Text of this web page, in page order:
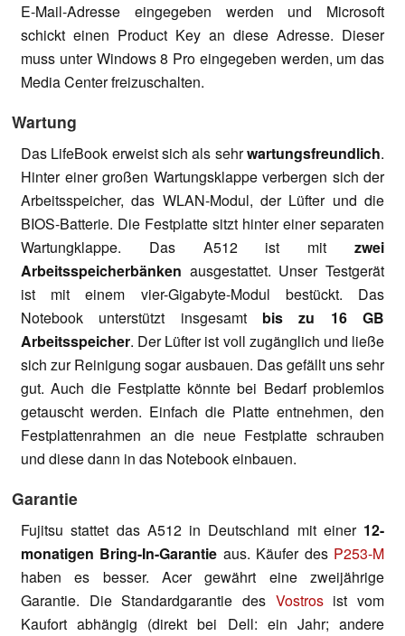
E-Mail-Adresse eingegeben werden und Microsoft
schickt einen Product Key an diese Adresse. Dieser
muss unter Windows 8 Pro eingegeben werden, um das
Media Center freizuschalten.
Wartung
Das LifeBook erweist sich als sehrwartungsfreundlich.
Hinter einer großen Wartungsklappe verbergen sich der
Arbeitsspeicher, das WLAN-Modul, der Lüfter und die
BIOS-Batterie. Die Festplatte sitzt hinter einer separaten
Wartungklappe. Das A512 ist mit zwei
Arbeitsspeicherbänken ausgestattet. Unser Testgerät
ist mit einem vier-Gigabyte-Modul bestückt. Das
Notebook unterstützt insgesamt bis zu 16 GB
Arbeitsspeicher. Der Lüfter ist voll zugänglich und ließe
sich zur Reinigung sogar ausbauen. Das gefällt uns sehr
gut. Auch die Festplatte könnte bei Bedarf problemlos
getauscht werden. Einfach die Platte entnehmen, den
Festplattenrahmen an die neue Festplatte schrauben
und diese dann in das Notebook einbauen.
Garantie
Fujitsu stattet das A512 in Deutschland mit einer 12-
monatigen Bring-In-Garantie aus. Käufer des P253-M
haben es besser. Acer gewährt eine zweijährige
Garantie. Die Standardgarantie des Vostrosist vom
Kaufort abhängig (direkt bei Dell: ein Jahr; andere